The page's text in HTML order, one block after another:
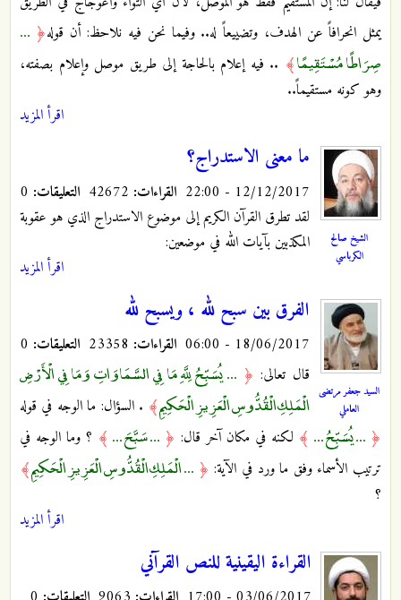
يمثل انحرافاً عن الهدف، وتضييعاً له.. وفيما نحن فيه نلاحظ: أن قوله﴿ ...
صِرَاطًا مُسْتَقِيمًا﴾ .. فيه إعلام بالحاجة إلى طريق موصل وإعلام بصفته،
وهو كونه مستقيماً..
اقرأ المزيد
الشيخ صالح
الكرباسي
ما معنى الاستدراج؟
12/12/2017 - 22:00 القراءات: التعليقات:
لقد تطرق القرآن الكريم إلى موضوع الاستدراج الذي هو عقوبة
المكذبين بآيات الله في موضعين:
اقرأ المزيد
السيد جعفر مرتضى
العاملي
الفرق بين سبح لله ، ويسبح لله
18/06/2017 - 06:00 القراءات: التعليقات:
قال تعالى: ﴿ ... يُسَبِّحُ لِلَّهِ مَا فِي السَّمَاوَاتِ وَمَا فِي الْأَرْضِ
الْمَلِكِ الْقُدُّوسِ الْعَزِيزِ الْحَكِيمِ﴾ . السؤال: ما الوجه في قوله
﴿ ... يُسَبِّحُ ... ﴾ لكنه في مكان آخر قال: ﴿ ... سَبَّحَ ... ﴾ ؟ وما الوجه في
ترتيب الأسماء وفق ما ورد في الآية: ﴿ ... الْمَلِكِ الْقُدُّوسِ الْعَزِيزِ الْحَكِيمِ﴾
؟
اقرأ المزيد
القراءة اليقينية للنص القرآني